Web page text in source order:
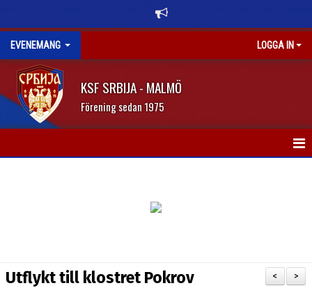
EVENEMANG LOGGA IN
KSF SRBIJA - MALMÖ
Förening sedan 1975
>
<
Utflykt till klostret Pokrov